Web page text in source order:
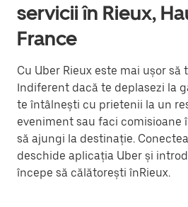
servicii în Rieux,
France
Cu Uber Rieux este mai ușor să
Indiferent dacă te deplasezi la
te întâlnești cu prietenii la un
eveniment sau faci comisioane
să ajungi la destinație.
deschide aplicația Uber și
începe să călătorești înRieux.